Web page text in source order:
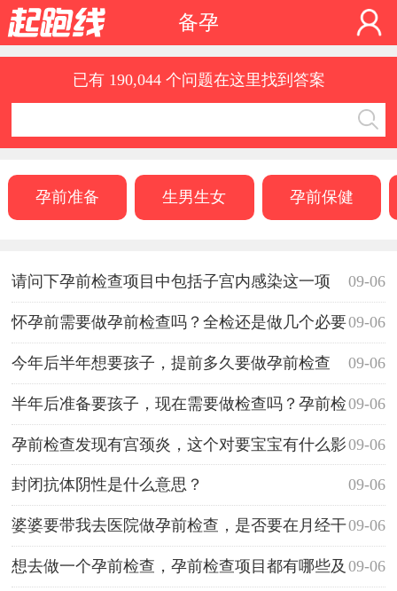
备孕
已有 190,044 个问题在这里找到答案
孕前准备 生男生女 孕前保健
09-06
请问下孕前检查项目中包括子宫内感染这一项
吗？ 09-06
怀孕前需要做孕前检查吗？全检还是做几个必要
的检查项目就行了？ 09-06
今年后半年想要孩子，提前多久要做孕前检查
呀？ 09-06
半年后准备要孩子，现在需要做检查吗？孕前检
查项目有哪些呢？ 09-06
孕前检查发现有宫颈炎，这个对要宝宝有什么影
响吗？ 09-06
封闭抗体阴性是什么意思？
09-06
婆婆要带我去医院做孕前检查，是否要在月经干
净后才能做啊？ 09-06
想去做一个孕前检查，孕前检查项目都有哪些及